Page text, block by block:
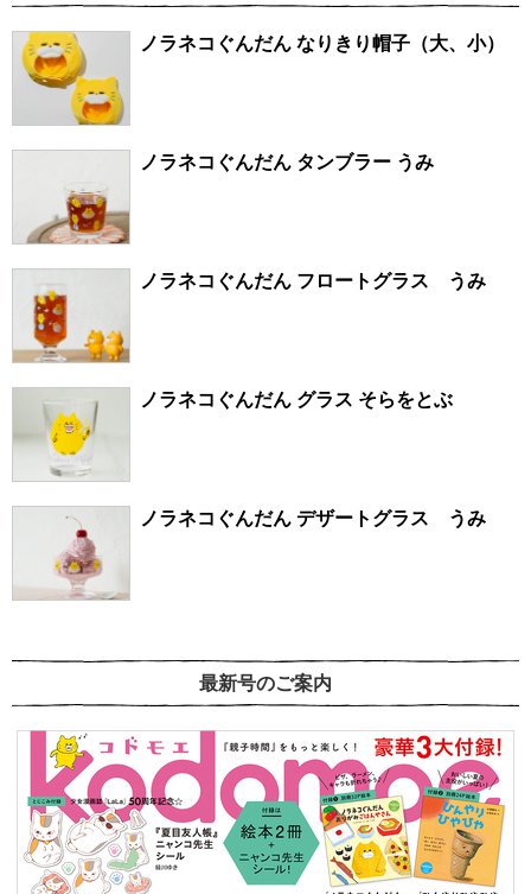
ノラネコぐんだん なりきり帽子（大、小）
ノラネコぐんだん タンブラー うみ
ノラネコぐんだん フロートグラス うみ
ノラネコぐんだん グラス そらをとぶ
ノラネコぐんだん デザートグラス うみ
最新号のご案内